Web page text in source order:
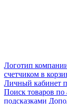
Логотип
счетчиком в
Личный кабинет
Поиск товаров по
подсказками